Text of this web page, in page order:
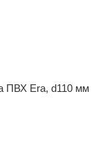
ПВХ Era, d110 мм